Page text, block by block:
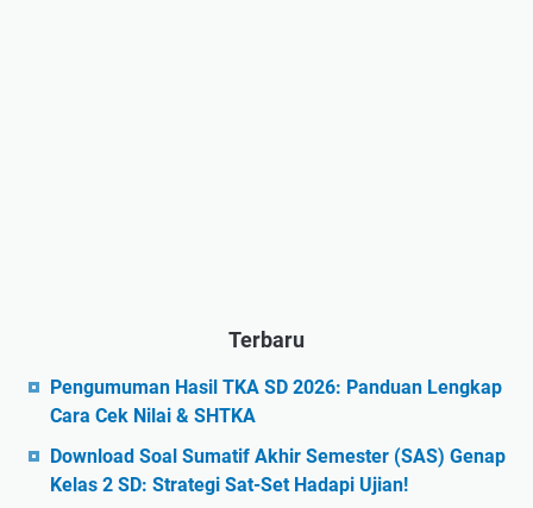
Terbaru
Pengumuman Hasil TKA SD 2026: Panduan Lengkap
Cara Cek Nilai & SHTKA
Download Soal Sumatif Akhir Semester (SAS) Genap
Kelas 2 SD: Strategi Sat-Set Hadapi Ujian!